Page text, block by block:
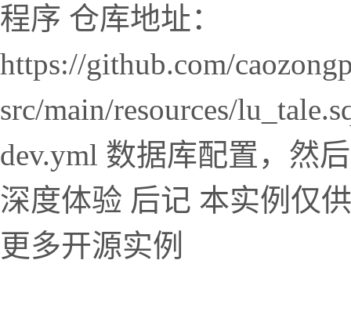
程序 仓库地址：
https://github.com/
src/main/resources/
dev.yml 数据库配置，然
深度体验 后记 本实例仅
更多开源实例